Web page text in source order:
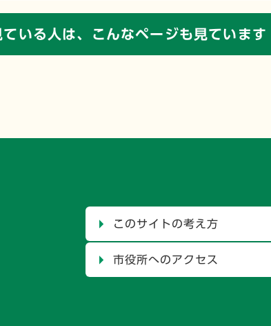
いる人は、 こんなページも見ています
このサイトの考え方
市役所へのアクセス